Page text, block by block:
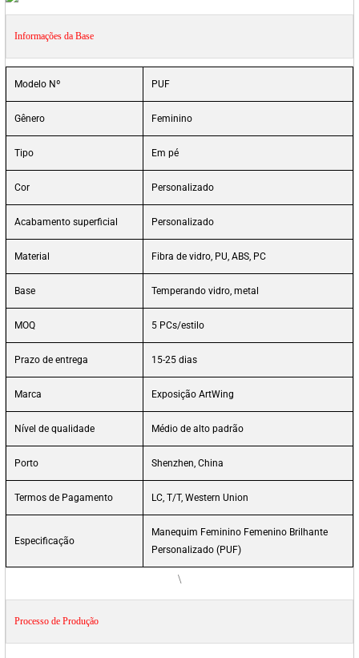
Informações da Base
Modelo Nº PUF
Gênero Feminino
Tipo Em pé
Cor Personalizado
Acabamento superficial Personalizado
Material Fibra de vidro, PU, ABS, PC
Base Temperando vidro, metal
MOQ 5 PCs/estilo
Prazo de entrega 15-25 dias
Marca Exposição ArtWing
Nível de qualidade Médio de alto padrão
Porto Shenzhen, China
Termos de Pagamento LC, T/T, Western Union
Especificação
Manequim Feminino Femenino Brilhante
Personalizado (PUF)
\
Processo de Produção